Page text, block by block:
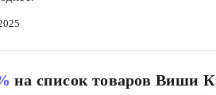
на список товаров Виши